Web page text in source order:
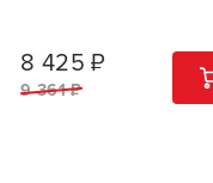
8 425 ₽
9 361 ₽
1